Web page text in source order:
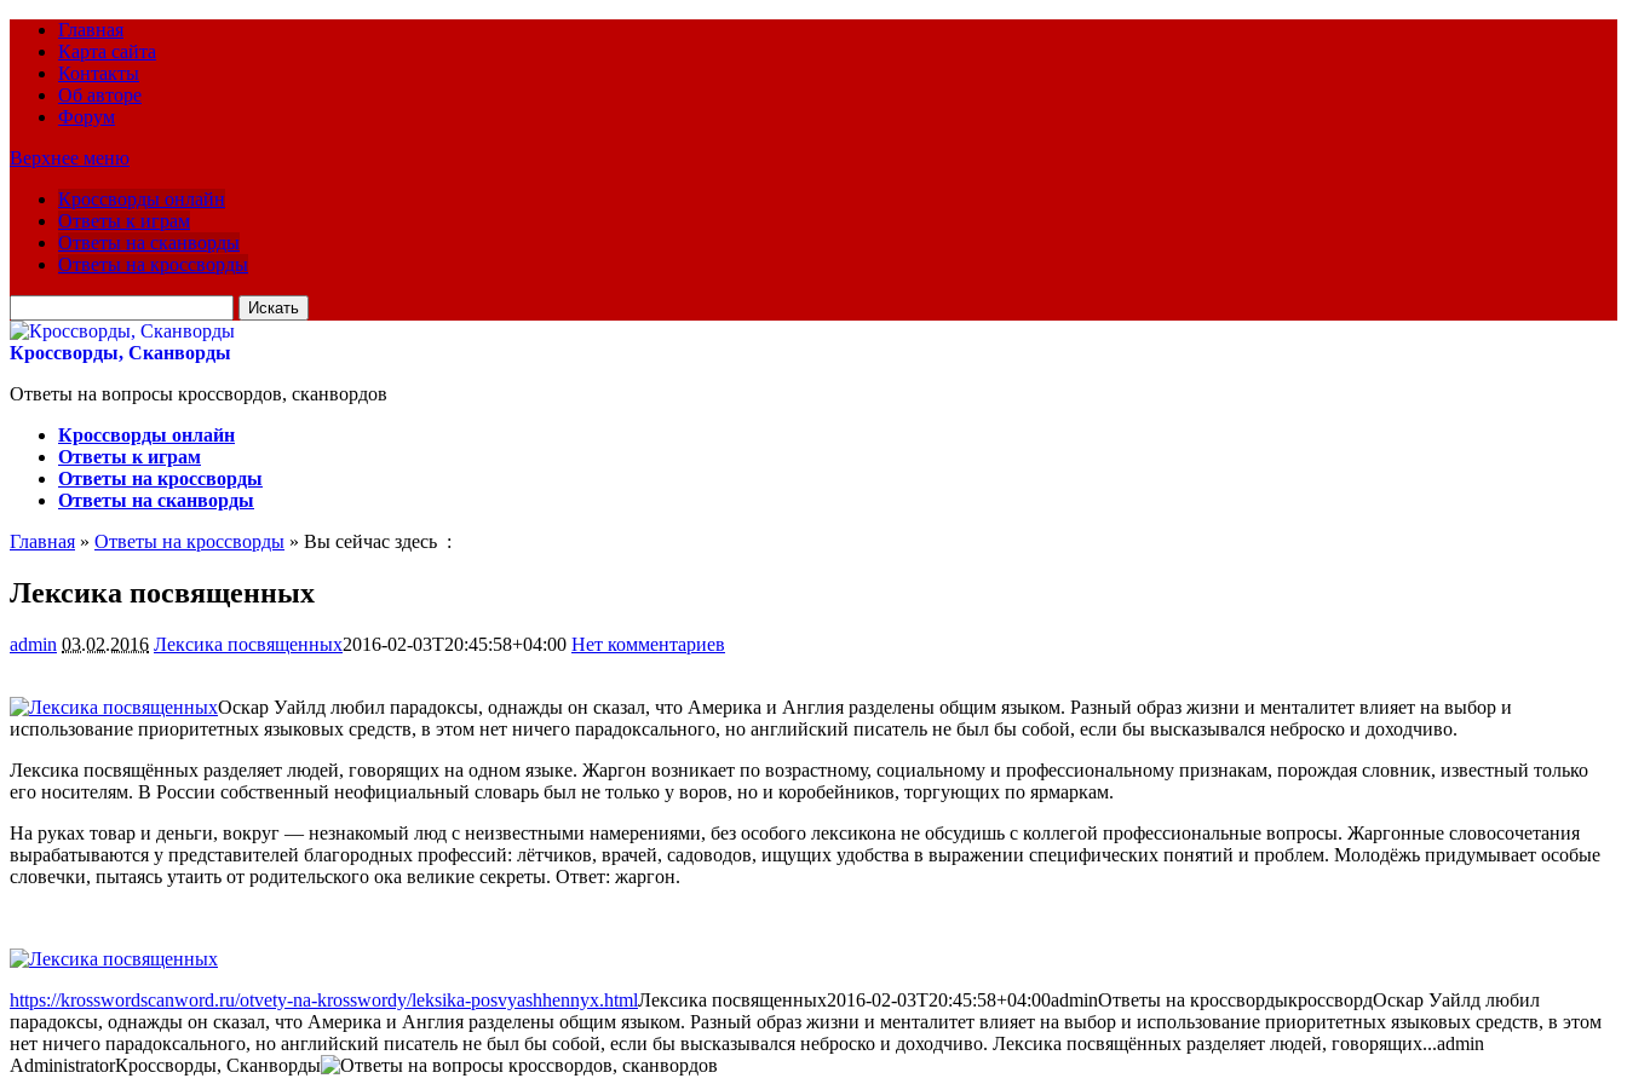
Главная
Карта сайта
Контакты
Об авторе
Форум
Верхнее меню
Кроссворды онлайн
Ответы к играм
Ответы на сканворды
Ответы на кроссворды
для:
Кроссворды, Сканворды
Ответы на вопросы кроссвордов, сканвордов
Кроссворды онлайн
Ответы к играм
Ответы на кроссворды
Ответы на сканворды
Главная » Ответы на кроссворды » Вы сейчас здесь :
Лексика посвященных
admin 03.02.2016 Лексика посвященных2016-02-03T20:45:58+04:00 Нет комментариев
Оскар Уайлд любил парадоксы, однажды он сказал, что Америка и Англия разделены общим языком. Разный образ жизни и менталитет влияет на выбор и
использование приоритетных языковых средств, в этом нет ничего парадоксального, но английский писатель не был бы собой, если бы высказывался неброско и доходчиво.
Лексика посвящённых разделяет людей, говорящих на одном языке. Жаргон возникает по возрастному, социальному и профессиональному признакам, порождая словник, известный только
его носителям. В России собственный неофициальный словарь был не только у воров, но и коробейников, торгующих по ярмаркам.
На руках товар и деньги, вокруг — незнакомый люд с неизвестными намерениями, без особого лексикона не обсудишь с коллегой профессиональные вопросы. Жаргонные словосочетания
вырабатываются у представителей благородных профессий: лётчиков, врачей, садоводов, ищущих удобства в выражении специфических понятий и проблем. Молодёжь придумывает особые
словечки, пытаясь утаить от родительского ока великие секреты. Ответ: жаргон.
https://krosswordscanword.ru/otvety-na-krosswordy/leksika-posvyashhennyx.htmlЛексика посвященных2016-02-03T20:45:58+04:00adminОтветы на кроссвордыкроссвордОскар Уайлд любил
парадоксы, однажды он сказал, что Америка и Англия разделены общим языком. Разный образ жизни и менталитет влияет на выбор и использование приоритетных языковых средств, в этом
нет ничего парадоксального, но английский писатель не был бы собой, если бы высказывался неброско и доходчиво. Лексика посвящённых разделяет людей, говорящих...admin
AdministratorКроссворды, Сканворды